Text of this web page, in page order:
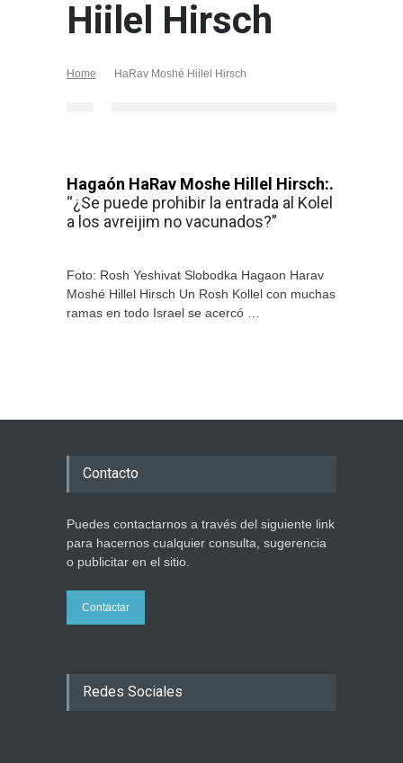
Hiilel Hirsch
Home HaRav Moshé Hiilel Hirsch
Hagaón HaRav Moshe Hillel Hirsch:.
“¿Se puede prohibir la entrada al Kolel
a los avreijim no vacunados?”
Foto: Rosh Yeshivat Slobodka Hagaon Harav
Moshé Hillel Hirsch Un Rosh Kollel con muchas
ramas en todo Israel se acercó …
Contacto
Puedes contactarnos a través del siguiente link
para hacernos cualquier consulta, sugerencia
o publicitar en el sitio.
Contactar
Redes Sociales